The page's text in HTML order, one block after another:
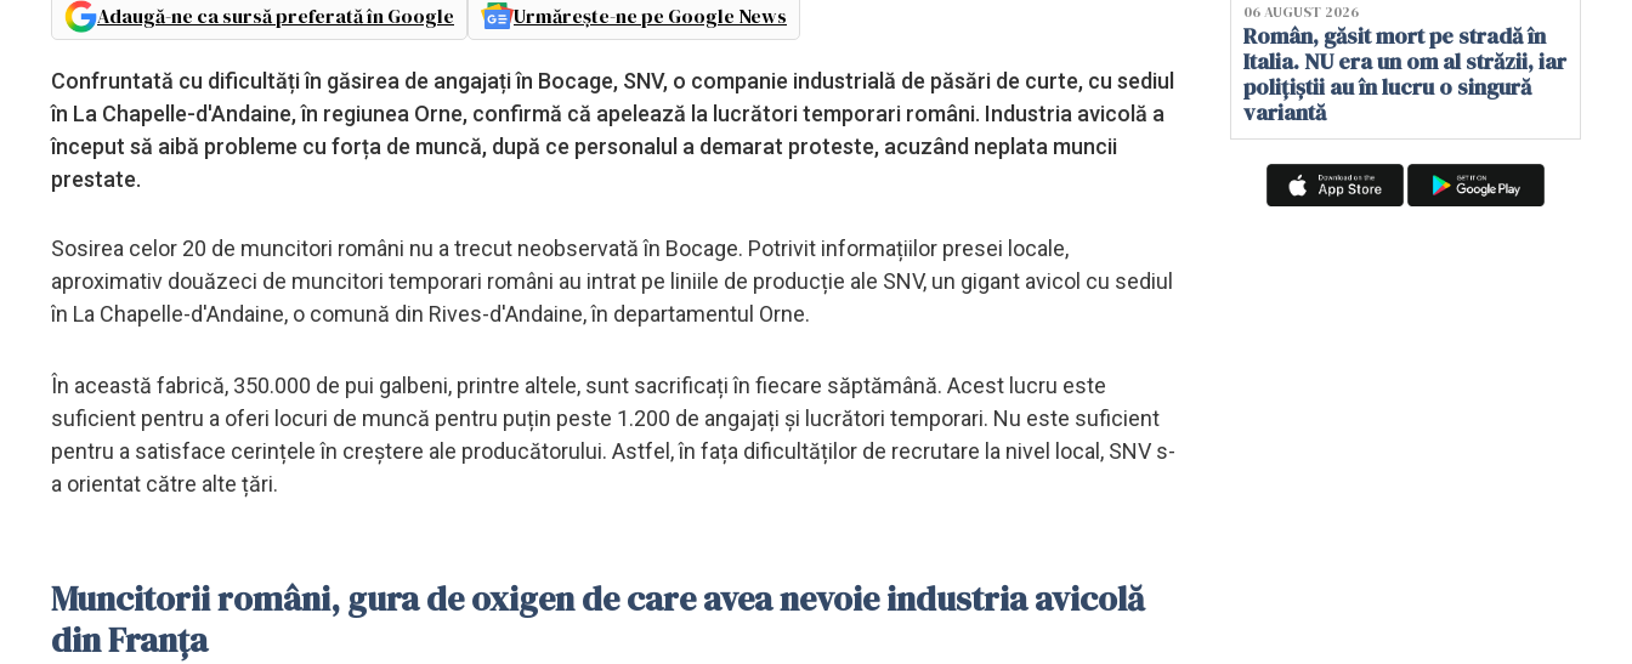
Adaugă-ne ca sursă preferată în Google Urmărește-ne pe Google News
Confruntată cu dificultăți în găsirea de angajați în Bocage, SNV, o companie industrială de păsări de curte, cu sediul
în La Chapelle-d'Andaine, în regiunea Orne, confirmă că apelează la lucrători temporari români. Industria avicolă a
început să aibă probleme cu forța de muncă, după ce personalul a demarat proteste, acuzând neplata muncii
prestate.
Sosirea celor 20 de muncitori români nu a trecut neobservată în Bocage. Potrivit informațiilor presei locale,
aproximativ douăzeci de muncitori temporari români au intrat pe liniile de producție ale SNV, un gigant avicol cu sediul
în La Chapelle-d'Andaine, o comună din Rives-d'Andaine, în departamentul Orne.
În această fabrică, 350.000 de pui galbeni, printre altele, sunt sacrificați în fiecare săptămână. Acest lucru este
suficient pentru a oferi locuri de muncă pentru puțin peste 1.200 de angajați și lucrători temporari. Nu este suficient
pentru a satisface cerințele în creștere ale producătorului. Astfel, în fața dificultăților de recrutare la nivel local, SNV s-
a orientat către alte țări.
Muncitorii români, gura de oxigen de care avea nevoie industria avicolă
din Franța
06 AUGUST 2026
Român, găsit mort pe stradă în
Italia. NU era un om al străzii, iar
polițiștii au în lucru o singură
variantă